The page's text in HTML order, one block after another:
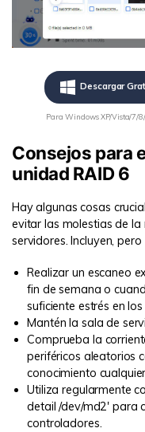
Descargar
Para Windows XP/Vista/7/
Consejos para
unidad RAID 6
Hay algunas cosas
evitar las molestias de
servidores. Incluyen,
Realizar un escaneo
fin de semana o
suficiente estrés en
Mantén la sala de
Comprueba la
periféricos aleatorios
conocimiento
Utiliza regularmente
detail /dev/md2' para
controladores.